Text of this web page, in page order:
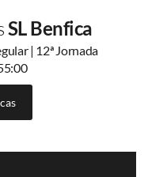
SL Benfica
| 12ª Jornada